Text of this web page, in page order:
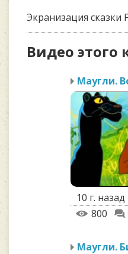
Экранизация сказки
Видео этого
10 г. назад
800
Маугли.